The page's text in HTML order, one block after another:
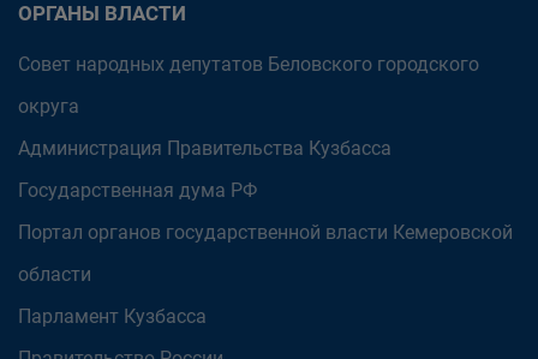
ОРГАНЫ ВЛАСТИ
Совет народных депутатов Беловского городского
округа
Администрация Правительства Кузбасса
Государственная дума РФ
Портал органов государственной власти Кемеровской
области
Парламент Кузбасса